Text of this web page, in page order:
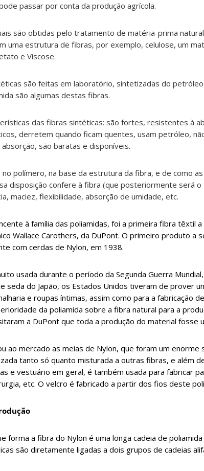
passar por conta da produção agrícola.
são obtidas pelo tratamento de matéria-prima
uma estrutura de fibras, por exemplo, celulose, um
e Viscose.
são feitas em laboratório, sintetizadas do
são algumas destas fibras.
das fibras sintéticas: são fortes, resistentes à
derretem quando ficam quentes, usam petróleo,
são baratas e disponíveis.
no polímero, na base da estrutura da fibra, e de como
disposição confere à fibra (que posteriormente será
maciez, flexibilidade, absorção de umidade, etc.
à família das poliamidas, foi a primeira fibra têxtil
Wallace Carothers, da DuPont. O primeiro produto a
com cerdas de Nylon, em 1938.
usada durante o período da Segunda Guerra
seda do Japão, os Estados Unidos tiveram de prover
e roupas íntimas, assim como para a fabricação
da poliamida sobre a fibra natural para a
a DuPont que toda a produção do material fosse
ao mercado as meias de Nylon, que foram um enorme
tanto só quanto misturada a outras fibras, e além
e vestuário em geral, é também usada para fabricar
etc. O velcro é fabricado a partir dos fios deste
forma a fibra do Nylon é uma longa cadeia de
são diretamente ligadas a dois grupos de cadeias